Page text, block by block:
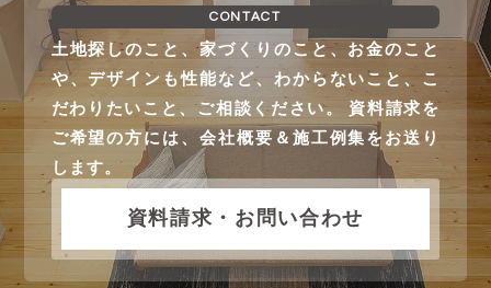
CONTACT
土地探しのこと、家づくりのこと、お金のこと
や、デザインも性能など、わからないこと、こ
だわりたいこと、ご相談ください。 資料請求を
ご希望の方には、会社概要＆施工例集をお送り
します。
資料請求・お問い合わせ